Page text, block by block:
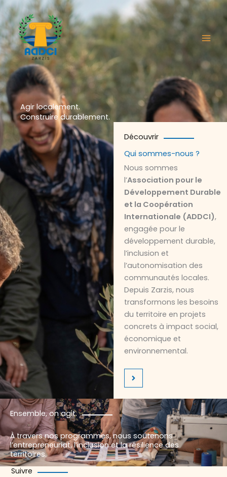
Aller
au
contenu
Agir localement.
Construire durablement.
Ensemble, on agit.
À travers nos programmes, nous soutenons
l’entrepreneuriat, l’inclusion et la résilience des
territoires.
Découvrir
Qui sommes-nous ?
Nous sommes
l’Association pour le
Développement Durable
et la Coopération
Internationale (ADDCI),
engagée pour le
développement durable,
l’inclusion et
l’autonomisation des
communautés locales.
Depuis Zarzis, nous
transformons les besoins
du territoire en projets
concrets à impact social,
économique et
environnemental.
Suivre